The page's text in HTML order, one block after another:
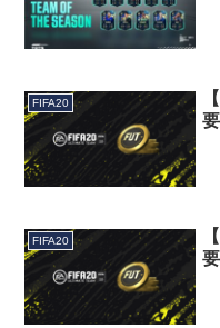
FIFA20
FIFA20